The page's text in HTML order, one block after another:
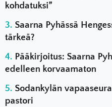
kohdatuksi”
Saarna Pyhässä
tärkeä?
Pääkirjoitus: Saarna
edelleen korvaamaton
Sodankylän
pastori